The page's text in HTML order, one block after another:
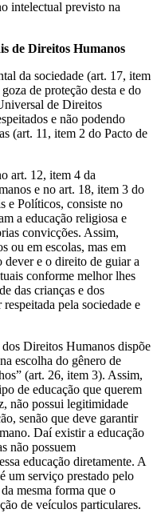
intelectual previsto na
de Direitos Humanos
da sociedade (art. 17, item
de proteção desta e do
de Direitos
e não podendo
(art. 11, item 2 do Pacto de
art. 12, item 4 da
e no art. 18, item 3 do
e Políticos, consiste no
a educação religiosa e
convicções. Assim,
ou em escolas, mas em
dever e o direito de guiar a
conforme melhor lhes
das crianças e dos
pela sociedade e
Direitos Humanos dispõe
escolha do gênero de
(art. 26, item 3). Assim,
de educação que querem
não possui legitimidade
senão que deve garantir
Daí existir a educação
não possuem
educação diretamente. A
um serviço prestado pelo
mesma forma que o
de veículos particulares.